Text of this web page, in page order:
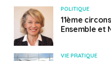
POLITIQUE
11ème
Ensemble et
VIE PRATIQUE